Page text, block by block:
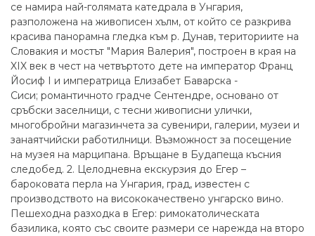
се намира най-голямата катедрала в Унгария,
разположена на живописен хълм, от който се разкрива
красива панорамна гледка към р. Дунав, териториите на
Словакия и мостът "Мария Валерия", построен в края на
XIX век в чест на четвъртото дете на император Франц
Йосиф I и императрица Елизабет Баварска -
Сиси; романтичното градче Сентендре, основано от
сръбски заселници, с тесни живописни улички,
многобройни магазинчета за сувенири, галерии, музеи и
занаятчийски работилници. Възможност за посещение
на музея на марципана. Връщане в Будапеща късния
следобед. 2. Целодневна екскурзия до Егер –
бароковата перла на Унгария, град, известен с
производството на висококачествено унгарско вино.
Пешеходна разходка в Егер: римокатолическата
базилика, която със своите размери се нарежда на второ